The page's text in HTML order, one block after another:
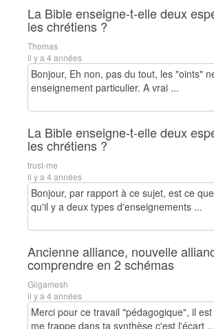
La Bible enseigne-t-elle deux
les chrétiens ?
Thomas
il y a 4 années
Bonjour, Eh non, pas du tout, les "oints"
enseignement particulier. A vrai ...
La Bible enseigne-t-elle deux
les chrétiens ?
trust-me
il y a 4 années
Bonjour, par rapport à ce sujet, est ce
qu'il y a deux types d'enseignements ...
Ancienne alliance, nouvelle
comprendre en 2 schémas
Gilgamesh
il y a 4 années
Merci pour ce travail "pédagogique", il
me frappe dans ta synthèse c'est l'écart ...